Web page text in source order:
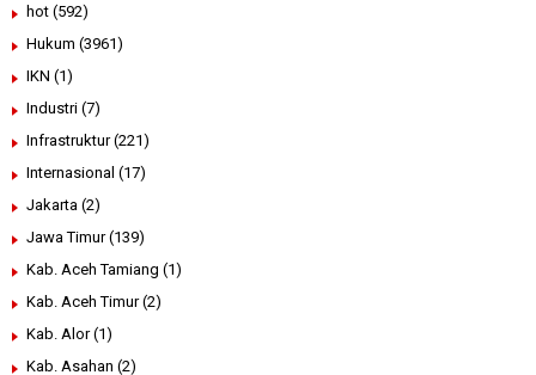
hot (592)
Hukum (3961)
IKN (1)
Industri (7)
Infrastruktur (221)
Internasional (17)
Jakarta (2)
Jawa Timur (139)
Kab. Aceh Tamiang (1)
Kab. Aceh Timur (2)
Kab. Alor (1)
Kab. Asahan (2)